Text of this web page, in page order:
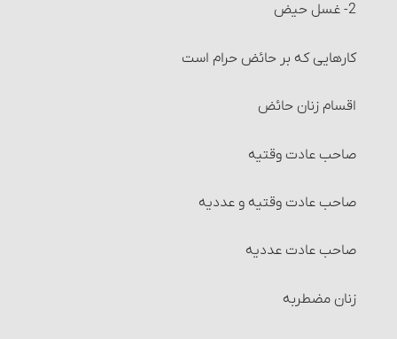
2- غسل حیض‏
کارهایی که بر حائض حرام است
اقسام زنان حائض
صاحب عادت وقتیه‏
صاحب عادت وقتیه و عددیه‏
صاحب عادت عددیه
زنان مضطربه‏